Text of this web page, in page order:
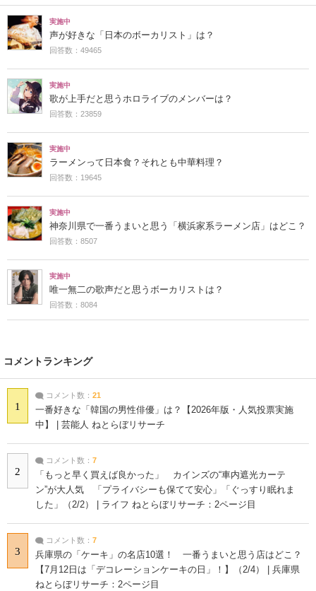
実施中
声が好きな「日本のボーカリスト」は？
回答数：49465
実施中
歌が上手だと思うホロライブのメンバーは？
回答数：23859
実施中
ラーメンって日本食？それとも中華料理？
回答数：19645
実施中
神奈川県で一番うまいと思う「横浜家系ラーメン店」はどこ？
回答数：8507
実施中
唯一無二の歌声だと思うボーカリストは？
回答数：8084
コメントランキング
1
コメント数： 21
一番好きな「韓国の男性俳優」は？【2026年版・人気投票実施
中】 | 芸能人 ねとらぼリサーチ
2
コメント数： 7
「もっと早く買えば良かった」 カインズの“車内遮光カーテ
ン”が大人気 「プライバシーも保てて安心」「ぐっすり眠れま
した」（2/2） | ライフ ねとらぼリサーチ：2ページ目
3
コメント数： 7
兵庫県の「ケーキ」の名店10選！ 一番うまいと思う店はどこ？
【7月12日は「デコレーションケーキの日」！】（2/4） | 兵庫県
ねとらぼリサーチ：2ページ目